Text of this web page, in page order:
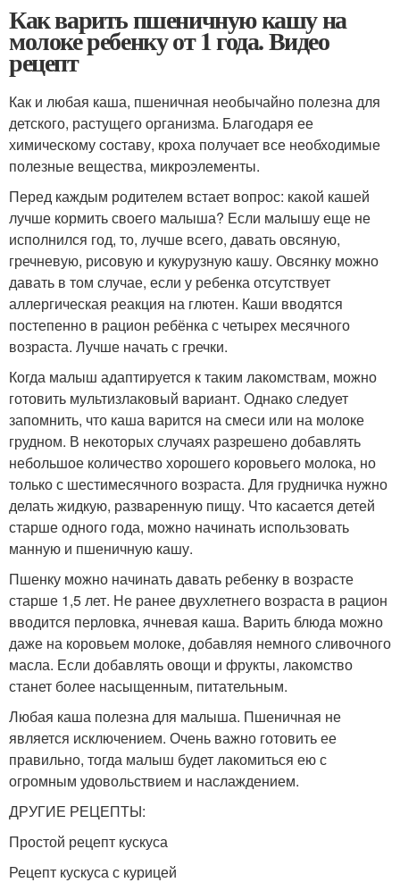
Как варить пшеничную кашу на
молоке ребенку от 1 года. Видео
рецепт
Как и любая каша, пшеничная необычайно полезна для
детского, растущего организма. Благодаря ее
химическому составу, кроха получает все необходимые
полезные вещества, микроэлементы.
Перед каждым родителем встает вопрос: какой кашей
лучше кормить своего малыша? Если малышу еще не
исполнился год, то, лучше всего, давать овсяную,
гречневую, рисовую и кукурузную кашу. Овсянку можно
давать в том случае, если у ребенка отсутствует
аллергическая реакция на глютен. Каши вводятся
постепенно в рацион ребёнка с четырех месячного
возраста. Лучше начать с гречки.
Когда малыш адаптируется к таким лакомствам, можно
готовить мультизлаковый вариант. Однако следует
запомнить, что каша варится на смеси или на молоке
грудном. В некоторых случаях разрешено добавлять
небольшое количество хорошего коровьего молока, но
только с шестимесячного возраста. Для грудничка нужно
делать жидкую, разваренную пищу. Что касается детей
старше одного года, можно начинать использовать
манную и пшеничную кашу.
Пшенку можно начинать давать ребенку в возрасте
старше 1,5 лет. Не ранее двухлетнего возраста в рацион
вводится перловка, ячневая каша. Варить блюда можно
даже на коровьем молоке, добавляя немного сливочного
масла. Если добавлять овощи и фрукты, лакомство
станет более насыщенным, питательным.
Любая каша полезна для малыша. Пшеничная не
является исключением. Очень важно готовить ее
правильно, тогда малыш будет лакомиться ею с
огромным удовольствием и наслаждением.
ДРУГИЕ РЕЦЕПТЫ:
Простой рецепт кускуса
Рецепт кускуса с курицей